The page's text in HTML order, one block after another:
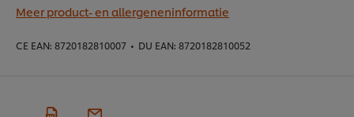
Meer product- en allergeneninformatie
CE EAN: 8720182810007 • DU EAN: 8720182810052